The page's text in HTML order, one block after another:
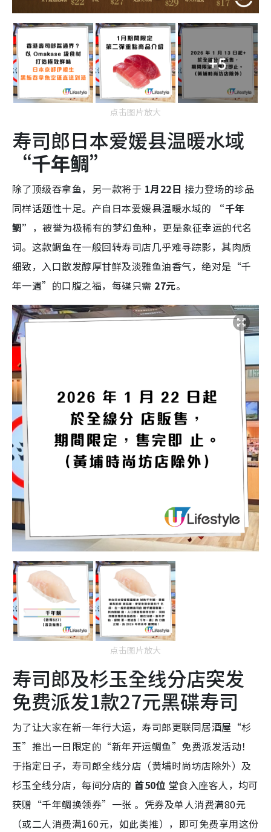
+5
点击图片放大
寿司郎日本爱媛县温暖水域
“千年鲷”
除了顶级吞拿鱼，另一款将于 1月22日 接力登场的珍品
同样话题性十足。产自日本爱媛县温暖水域的
“千年
鲷” ，被誉为极稀有的梦幻鱼种，更是象征幸运的代名
词。这款鲷鱼在一般回转寿司店几乎难寻踪影，其肉质
细致，入口散发醇厚甘鲜及淡雅鱼油香气，绝对是“千
年一遇”的口腹之福，每碟只需 27元。
点击图片放大
寿司郎及杉玉全线分店突发
免费派发1款27元黑碟寿司
为了让大家在新一年行大运，寿司郎更联同居酒屋“杉
玉”推出一日限定的“新年开运鲷鱼”免费派发活动！
于指定日子，寿司郎全线分店（黄埔时尚坊店除外）及
杉玉全线分店，每间分店的 首50位 堂食入座客人，均可
获赠“千年鲷换领券”一张 。凭券及单人消费满80元
（或二人消费满160元，如此类推），即可免费享用这份